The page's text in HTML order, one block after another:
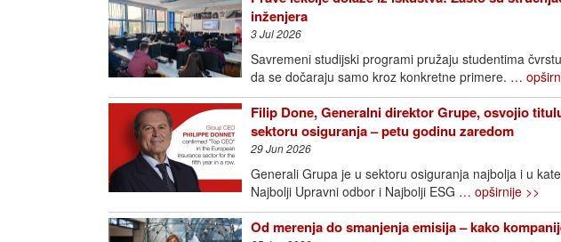
inženjera
3 Jul 2026
Savremeni studijski programi pružaju studentima
da se dočaraju samo kroz konkretne primere. …
Filip Done, Generalni direktor Grupe, osvojio
sektoru osiguranja – petu godinu zaredom
29 Jun 2026
Generali Grupa je u sektoru osiguranja najbolja i u
Najbolji Upravni odbor i Najbolji ESG … opširnije >>
Od merenja do smanjenja emisija – kako